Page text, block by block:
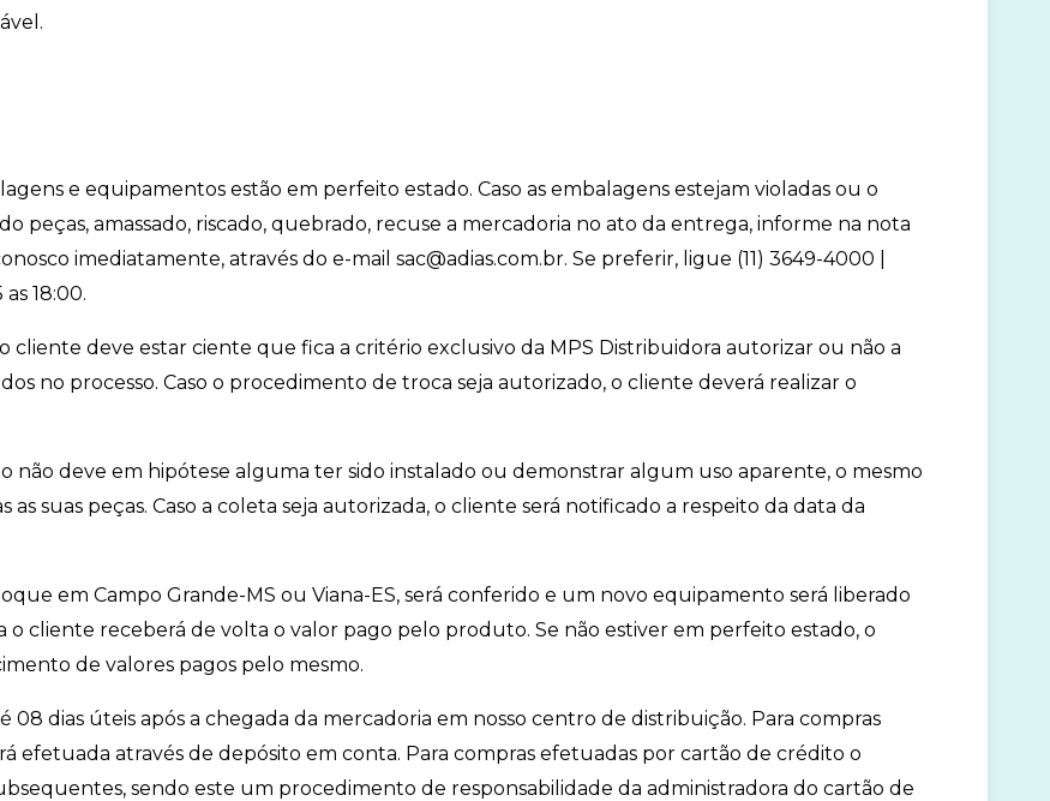
e equipamentos estão em perfeito estado. Caso as embalagens estejam violadas ou o
peças, amassado, riscado, quebrado, recuse a mercadoria no ato da entrega, informe na nota
imediatamente, através do e-mail sac@adias.com.br. Se preferir, ligue (11) 3649-4000 |
18:00.
cliente deve estar ciente que fica a critério exclusivo da MPS Distribuidora autorizar ou não a
no processo. Caso o procedimento de troca seja autorizado, o cliente deverá realizar o
não deve em hipótese alguma ter sido instalado ou demonstrar algum uso aparente, o mesmo
suas peças. Caso a coleta seja autorizada, o cliente será notificado a respeito da data da
em Campo Grande-MS ou Viana-ES, será conferido e um novo equipamento será liberado
o cliente receberá de volta o valor pago pelo produto. Se não estiver em perfeito estado, o
de valores pagos pelo mesmo.
dias úteis após a chegada da mercadoria em nosso centro de distribuição. Para compras
efetuada através de depósito em conta. Para compras efetuadas por cartão de crédito o
sendo este um procedimento de responsabilidade da administradora do cartão de